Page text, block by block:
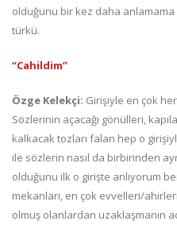
olduğunu bir kez daha
türkü.
“Cahildim”
Özge Kelekçi: Girişiyle en çok
Sözlerinin açacağı gönülleri,
kalkacak tozları falan hep o
ile sözlerin nasıl da birbirinden
olduğunu ilk o girişte anlıyorum
mekanları, en çok evvelleri/
olmuş olanlardan uzaklaşmanın